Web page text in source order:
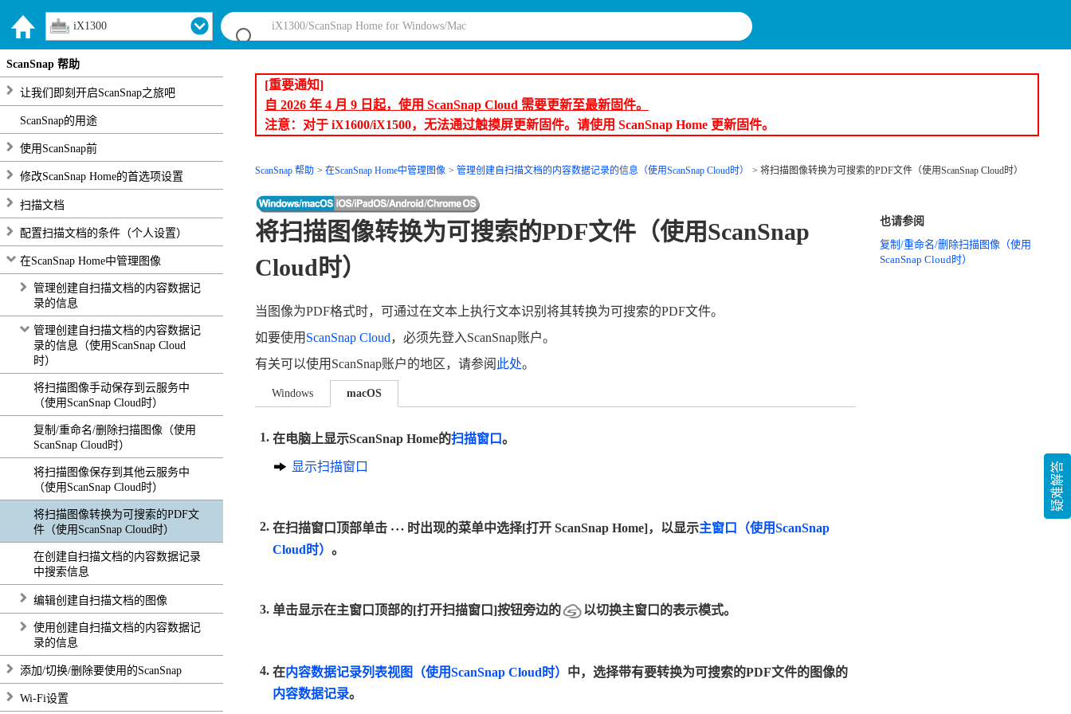
iX1300
ScanSnap 帮助
让我们即刻开启ScanSnap之旅吧
ScanSnap的用途
使用ScanSnap前
修改ScanSnap Home的首选项设置
扫描文档
配置扫描文档的条件（个人设置）
在ScanSnap Home中管理图像
管理创建自扫描文档的内容数据记
录的信息
管理创建自扫描文档的内容数据记
录的信息（使用ScanSnap Cloud
时）
将扫描图像手动保存到云服务中
（使用ScanSnap Cloud时）
复制/重命名/删除扫描图像（使用
ScanSnap Cloud时）
将扫描图像保存到其他云服务中
（使用ScanSnap Cloud时）
将扫描图像转换为可搜索的PDF文
件（使用ScanSnap Cloud时）
在创建自扫描文档的内容数据记录
中搜索信息
编辑创建自扫描文档的图像
使用创建自扫描文档的内容数据记
录的信息
添加/切换/删除要使用的ScanSnap
Wi-Fi设置
[重要通知]
自 2026 年 4 月 9 日起，使用 ScanSnap Cloud 需要更新至最新固件。
注意：对于 iX1600/iX1500，无法通过触摸屏更新固件。请使用 ScanSnap Home 更新固件。
ScanSnap 帮助 在ScanSnap Home中管理图像 管理创建自扫描文档的内容数据记录的信息（使用ScanSnap Cloud时） 将扫描图像转换为可搜索的PDF文件（使用ScanSnap Cloud时）
将扫描图像转换为可搜索的PDF文件（使用ScanSnap
Cloud时）
当图像为PDF格式时，可通过在文本上执行文本识别将其转换为可搜索的PDF文件。
如要使用 ScanSnap Cloud，必须先登入ScanSnap账户。
有关可以使用ScanSnap账户的地区，请参阅 此处。
Windows macOS
在电脑上显示ScanSnap Home的扫描窗口。
显示扫描窗口
在扫描窗口顶部单击 时出现的菜单中选择[打开 ScanSnap Home]，以显示主窗口（使用ScanSnap
Cloud时） 。
单击显示在主窗口顶部的[打开扫描窗口]按钮旁边的 以切换主窗口的表示模式。
在内容数据记录列表视图（使用ScanSnap Cloud时） 中，选择带有要转换为可搜索的PDF文件的图像的
内容数据记录。
也请参阅
复制/重命名/删除扫描图像（使用
ScanSnap Cloud时）
疑难解答